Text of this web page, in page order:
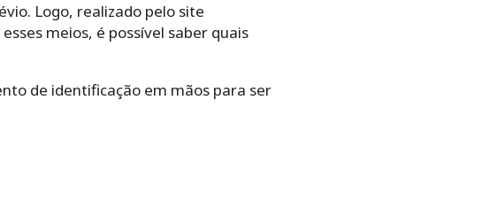
Logo, realizado pelo site
meios, é possível saber quais
de identificação em mãos para ser